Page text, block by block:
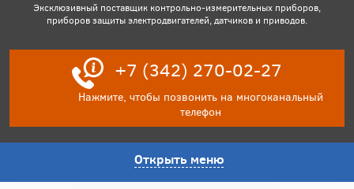
Эксклюзивный поставщик контрольно-измерительных приборов,
приборов защиты электродвигателей, датчиков и приводов.
+7 (342) 270-02-27
Нажмите, чтобы позвонить на многоканальный
телефон
Открыть меню